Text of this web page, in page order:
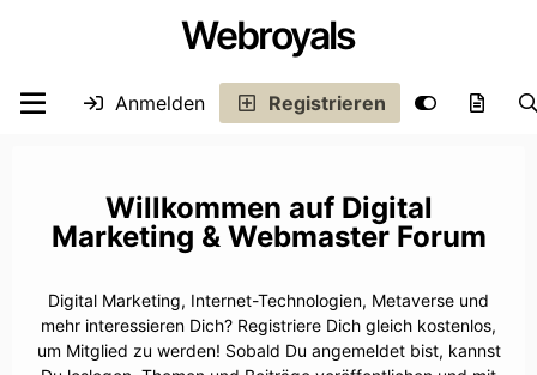
Webroyals
Anmelden Registrieren
Digital
Marketing & Webmaster Forum
Digital Marketing, Internet-Technologien, Metaverse und
mehr interessieren Dich? Registriere Dich gleich kostenlos,
um Mitglied zu werden! Sobald Du angemeldet bist, kannst